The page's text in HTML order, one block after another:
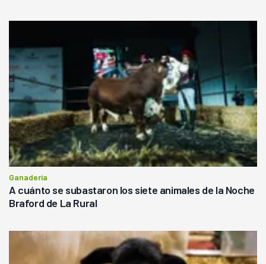
Ganadería
A cuánto se subastaron los siete animales de la Noche
Braford de La Rural